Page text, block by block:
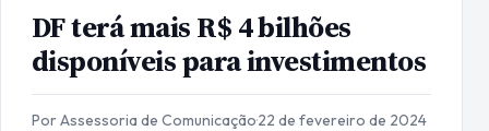
DF terá mais R$ 4 bilhões
disponíveis para investimentos
Por Assessoria de Comunicação·22 de fevereiro de 2024